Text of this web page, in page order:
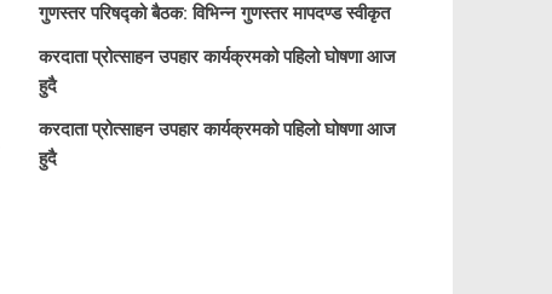
गुणस्तर परिषद्को बैठक: विभिन्न गुणस्तर मापदण्ड स्वीकृत
करदाता प्रोत्साहन उपहार कार्यक्रमको पहिलो घोषणा आज
हुदै
करदाता प्रोत्साहन उपहार कार्यक्रमको पहिलो घोषणा आज
हुदै